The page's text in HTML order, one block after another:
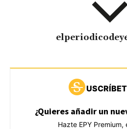
¿Quieres añadir un
Hazte EPY Premium,